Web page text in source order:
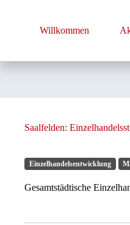
Willkommen
Saalfelden:
Einzelhandelsentwicklung
Gesamtstädtische